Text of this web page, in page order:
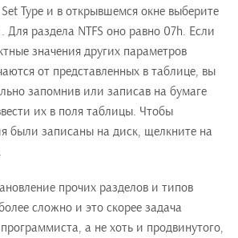
Type и в открывшемся окне выберите
Для раздела NTFS оно равно 07h. Если
значения других параметров
от представленных в таблице, вы
запомнив или записав на бумаге
их в поля таблицы. Чтобы
были записаны на диск, щелкните на
прочих разделов и типов
сложно и это скорее задача
а не хоть и продвинутого,